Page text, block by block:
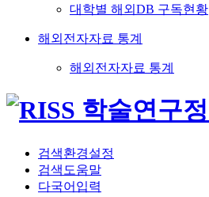
대학별 해외DB 구독현황
해외전자자료 통계
해외전자자료 통계
검색환경설정
검색도움말
다국어입력